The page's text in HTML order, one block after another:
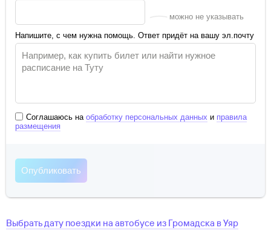
можно не указывать
Напишите, с чем нужна помощь. Ответ придёт на вашу эл.почту
Соглашаюсь на обработку персональных данных и правила
размещения
Выбрать дату поездки на автобусе из Громадска вУяр